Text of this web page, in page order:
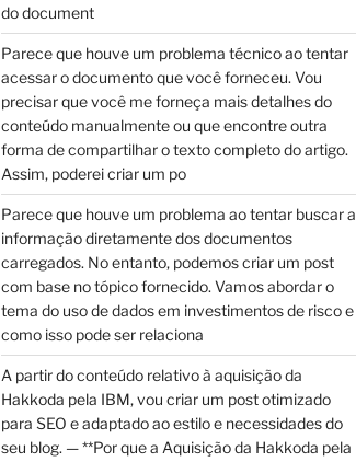
do document
Parece que houve um problema técnico ao tentar
acessar o documento que você forneceu. Vou
precisar que você me forneça mais detalhes do
conteúdo manualmente ou que encontre outra
forma de compartilhar o texto completo do artigo.
Assim, poderei criar um po
Parece que houve um problema ao tentar buscar a
informação diretamente dos documentos
carregados. No entanto, podemos criar um post
com base no tópico fornecido. Vamos abordar o
tema do uso de dados em investimentos de risco e
como isso pode ser relaciona
A partir do conteúdo relativo à aquisição da
Hakkoda pela IBM, vou criar um post otimizado
para SEO e adaptado ao estilo e necessidades do
seu blog. — **Por que a Aquisição da Hakkoda pela